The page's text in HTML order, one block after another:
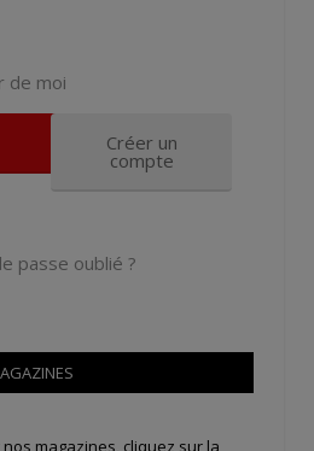
de moi
Créer un
compte
passe oublié ?